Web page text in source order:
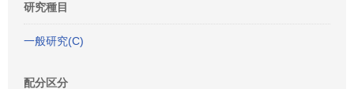
研究種目
一般研究(C)
配分区分